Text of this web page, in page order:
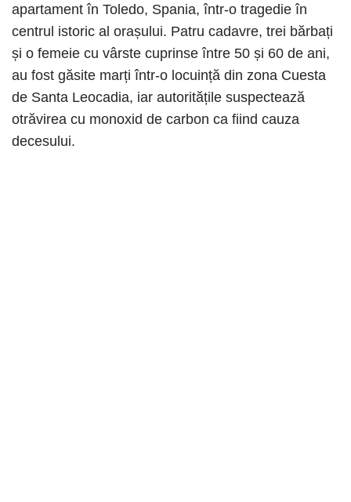
apartament în Toledo, Spania, într-o tragedie în
centrul istoric al orașului. Patru cadavre, trei bărbați
și o femeie cu vârste cuprinse între 50 și 60 de ani,
au fost găsite marți într-o locuință din zona Cuesta
de Santa Leocadia, iar autoritățile suspectează
otrăvirea cu monoxid de carbon ca fiind cauza
decesului.